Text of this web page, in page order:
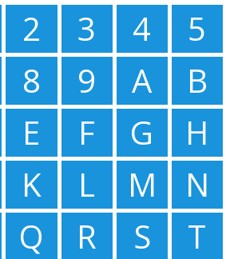
2 3 4
5
8 9 A
B
E F G
H
K L M
N
Q R S
T